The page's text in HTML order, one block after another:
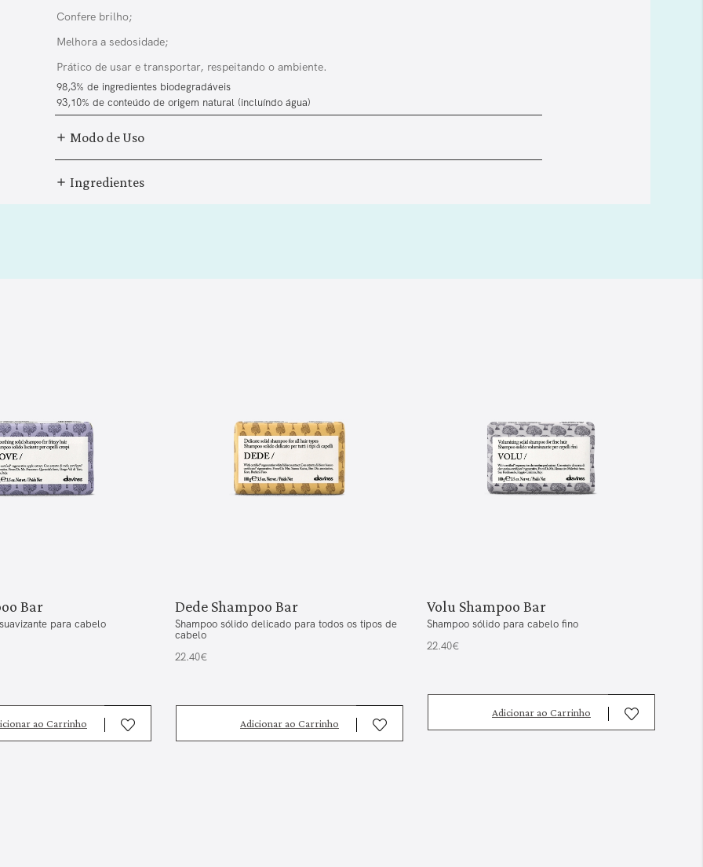
Confere brilho;
Melhora a sedosidade;
Prático de usar e transportar, respeitando o ambiente.
98,3% de ingredientes biodegradáveis
93,10% de conteúdo de origem natural (incluíndo água)
Modo de Uso
Ingredientes
Bar
para cabelo
ao Carrinho
Dede Shampoo Bar
Shampoo sólido delicado para todos os tipos de
cabelo
22.40€
Adicionar ao Carrinho
Volu Shampoo Bar
Shampoo sólido para cabelo fino
22.40€
Adicionar ao Carrinho